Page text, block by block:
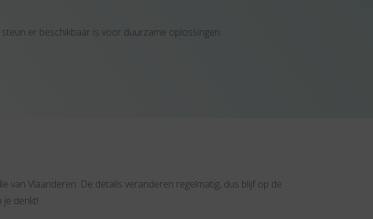
er beschikbaar is voor duurzame oplossingen.
van Vlaanderen. De details veranderen regelmatig, dus blijf op de
denkt!